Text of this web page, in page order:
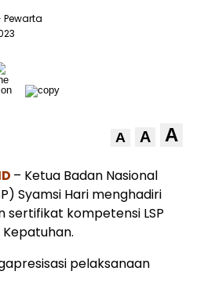
Pewarta
A A A
– Ketua Badan Nasional
Syamsi Hari menghadiri
sertifikat kompetensi LSP
Kepatuhan.
pelaksanaan